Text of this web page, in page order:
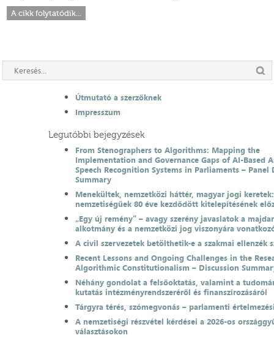
A cikk folytatódik...
Útmutató a szerzőknek
Impresszum
Legutóbbi bejegyzések
From Stenographers to Algorithms: Mapping the
Implementation and Governance Gaps of AI-Based
Speech Recognition Systems in Parliaments – Panel
Summary
Menekültek, nemzetközi háttér, magyar jogi
nemzetiségűek 80 éve kezdődött kitelepítésének
„Egy új remény” – avagy szerény javaslatok a
alkotmány és a nemzetközi jog viszonyára
A civil szervezetek betölthetik-e a szakmai ellenzék
Recent Lessons and Ongoing Challenges in the
Algorithmic Constitutionalism – Discussion
Néhány gondolat a felsőoktatás, valamint a
kutatás intézményrendszeréről és finanszírozásáról
Tárgyra térés, szómegvonás – parlamenti
A nemzetiségi részvétel kérdései a 2026-os
választásokon